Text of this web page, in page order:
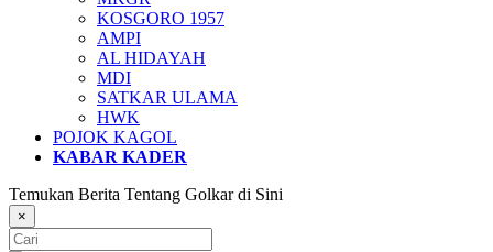
KOSGORO 1957
AMPI
AL HIDAYAH
MDI
SATKAR ULAMA
HWK
POJOK KAGOL
KABAR KADER
Temukan Berita Tentang Golkar di Sini
×